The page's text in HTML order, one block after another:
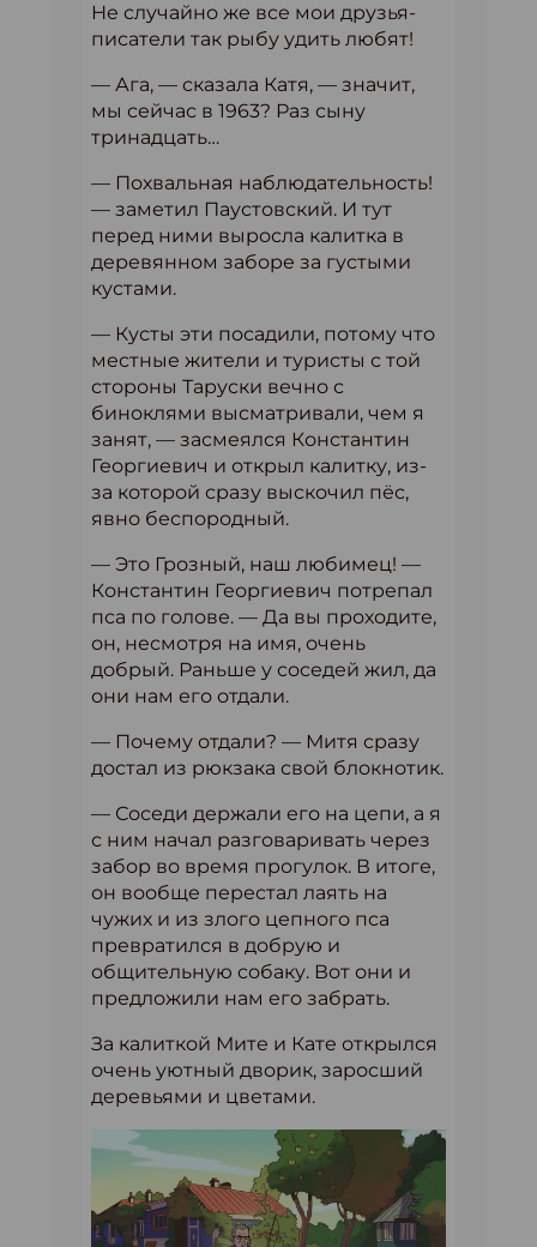
Не случайно же все мои друзья-
писатели так рыбу удить любят!
— Ага, — сказала Катя, — значит,
мы сейчас в 1963? Раз сыну
тринадцать…
— Похвальная наблюдательность!
— заметил Паустовский. И тут
перед ними выросла калитка в
деревянном заборе за густыми
кустами.
— Кусты эти посадили, потому что
местные жители и туристы с той
стороны Таруски вечно с
биноклями высматривали, чем я
занят, — засмеялся Константин
Георгиевич и открыл калитку, из-
за которой сразу выскочил пёс,
явно беспородный.
— Это Грозный, наш любимец! —
Константин Георгиевич потрепал
пса по голове. — Да вы проходите,
он, несмотря на имя, очень
добрый. Раньше у соседей жил, да
они нам его отдали.
— Почему отдали? — Митя сразу
достал из рюкзака свой блокнотик.
— Соседи держали его на цепи, а я
с ним начал разговаривать через
забор во время прогулок. В итоге,
он вообще перестал лаять на
чужих и из злого цепного пса
превратился в добрую и
общительную собаку. Вот они и
предложили нам его забрать.
За калиткой Мите и Кате открылся
очень уютный дворик, заросший
деревьями и цветами.